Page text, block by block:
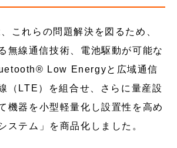
これらの問題解決を図るため、
無線通信技術、電池駆動が可能な
Low Energyと広域通信
（LTE）を組合せ、さらに量産設
機器を小型軽量化し設置性を高め
ステム」を商品化しました。